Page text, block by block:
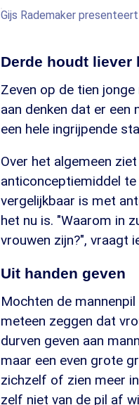
Gijs Rademaker
Derde houdt liever
Zeven op de tien
aan denken dat er een
een hele ingrijpende
Over het algemeen
anticonceptiemiddel
vergelijkbaar is met
het nu is. "Waarom in
vrouwen zijn?", vraagt
Uit handen geven
Mochten de
meteen zeggen dat
durven geven aan
maar een even grote
zichzelf of zien meer
zelf niet van de pil af